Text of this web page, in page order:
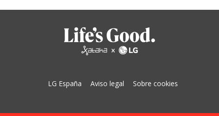
LG España Aviso legal Sobre cookies